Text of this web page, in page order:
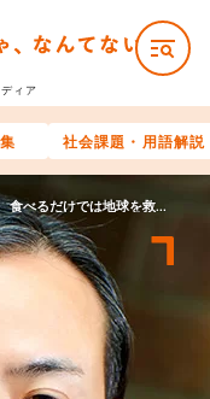
ィア
社会課題・用語解説
食べるだけでは地球を救えない、なんてない。